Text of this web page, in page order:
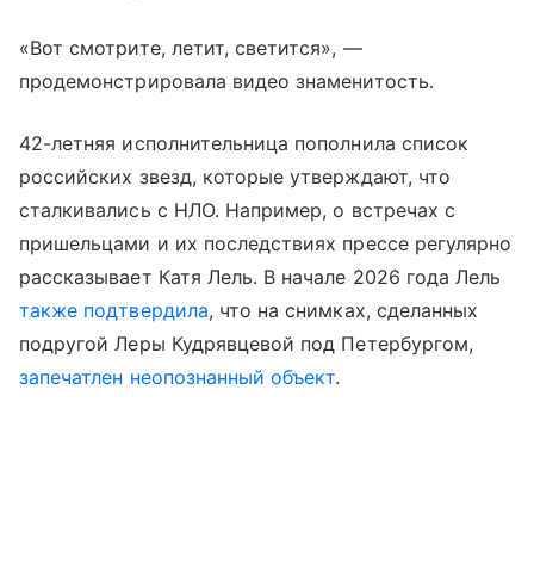
«Вот смотрите, летит, светится», —
продемонстрировала видео знаменитость.
42-летняя исполнительница пополнила список
российских звезд, которые утверждают, что
сталкивались с НЛО. Например, о встречах с
пришельцами и их последствиях прессе регулярно
рассказывает Катя Лель. В начале 2026 года Лель
также подтвердила, что на снимках, сделанных
подругой Леры Кудрявцевой под Петербургом,
запечатлен неопознанный объект.